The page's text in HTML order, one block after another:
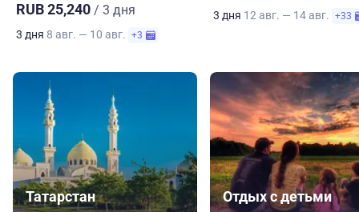
RUB 25,240 / 3 дня
3 дня 8 авг. — 10 авг. +3
3 дня 12 авг. — 14 авг. +33
Татарстан Отдых с детьми